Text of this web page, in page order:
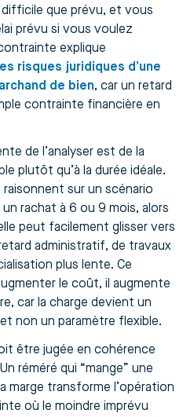
que prévu, et vous
prévu si vous voulez
explique
les risques juridiques d’une
de bien, car un retard
contrainte financière en
de l’analyser est de la
plutôt qu’à la durée idéale.
raisonnent sur un scénario
rachat à 6 ou 9 mois, alors
peut facilement glisser vers
administratif, de travaux
plus lente. Ce
le coût, il augmente
car la charge devient un
non un paramètre flexible.
être jugée en cohérence
réméré qui “mange” une
marge transforme l’opération
où le moindre imprévu